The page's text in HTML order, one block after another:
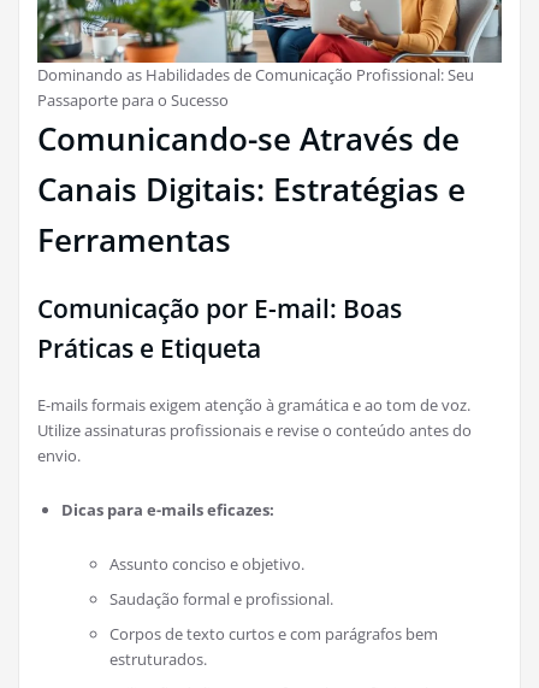
Dominando as Habilidades de Comunicação Profissional: Seu
Passaporte para o Sucesso
Comunicando-se Através de
Canais Digitais: Estratégias e
Ferramentas
Comunicação por E-mail: Boas
Práticas e Etiqueta
E-mails formais exigem atenção à gramática e ao tom de voz.
Utilize assinaturas profissionais e revise o conteúdo antes do
envio.
Dicas para e-mails eficazes:
Assunto conciso e objetivo.
Saudação formal e profissional.
Corpos de texto curtos e com parágrafos bem
estruturados.